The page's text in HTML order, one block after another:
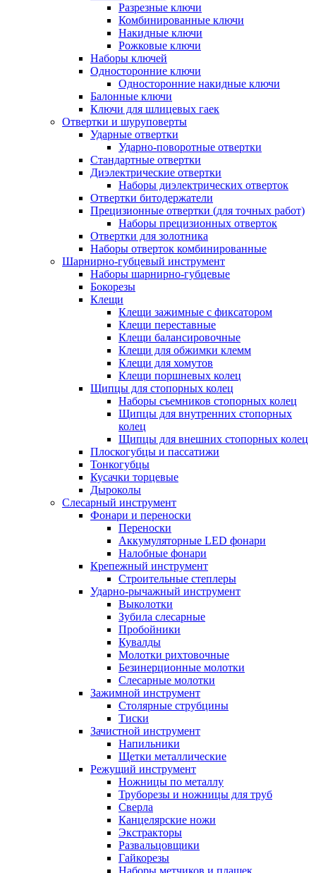
Разрезные ключи
Комбинированные ключи
Накидные ключи
Рожковые ключи
Наборы ключей
Односторонние ключи
Односторонние накидные ключи
Балонные ключи
Ключи для шлицевых гаек
Отвертки и шуруповерты
Ударные отвертки
Ударно-поворотные отвертки
Стандартные отвертки
Диэлектрические отвертки
Наборы диэлектрических отверток
Отвертки битодержатели
Прецизионные отвертки (для точных работ)
Наборы прецизионных отверток
Отвертки для золотника
Наборы отверток комбинированные
Шарнирно-губцевый инструмент
Наборы шарнирно-губцевые
Бокорезы
Клещи
Клещи зажимные с фиксатором
Клещи переставные
Клещи балансировочные
Клещи для обжимки клемм
Клещи для хомутов
Клещи поршневых колец
Щипцы для стопорных колец
Наборы съемников стопорных колец
Щипцы для внутренних стопорных
колец
Щипцы для внешних стопорных колец
Плоскогубцы и пассатижи
Тонкогубцы
Кусачки торцевые
Дыроколы
Слесарный инструмент
Фонари и переноски
Переноски
Аккумуляторные LED фонари
Налобные фонари
Крепежный инструмент
Строительные степлеры
Ударно-рычажный инструмент
Выколотки
Зубила слесарные
Пробойники
Кувалды
Молотки рихтовочные
Безинерционные молотки
Слесарные молотки
Зажимной инструмент
Столярные струбцины
Тиски
Зачистной инструмент
Напильники
Щетки металлические
Режущий инструмент
Ножницы по металлу
Труборезы и ножницы для труб
Сверла
Канцелярские ножи
Экстракторы
Развальцовщики
Гайкорезы
Наборы метчиков и плашек